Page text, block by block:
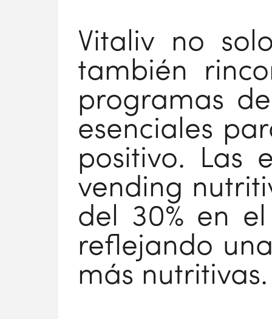
Vitaliv no
también
programas
esenciales
positivo. Las
vending
del 30% en
reflejando
más nutritivas.